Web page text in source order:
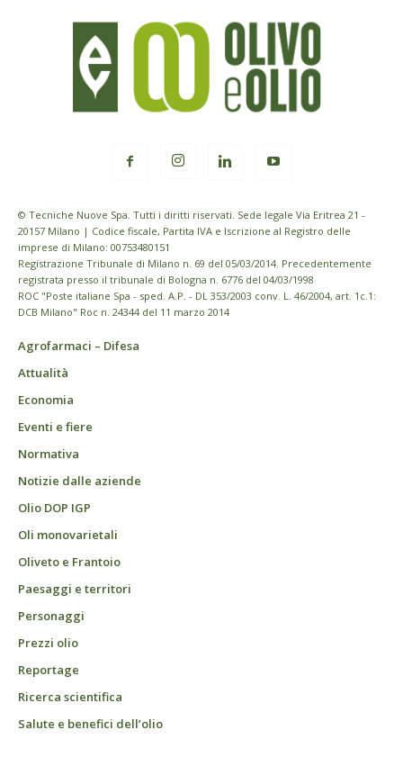
© Tecniche Nuove Spa. Tutti i diritti riservati. Sede legale Via Eritrea 21 -
20157 Milano | Codice fiscale, Partita IVA e Iscrizione al Registro delle
imprese di Milano: 00753480151
Registrazione Tribunale di Milano n. 69 del 05/03/2014. Precedentemente
registrata presso il tribunale di Bologna n. 6776 del 04/03/1998
ROC "Poste italiane Spa - sped. A.P. - DL 353/2003 conv. L. 46/2004, art. 1c.1:
DCB Milano" Roc n. 24344 del 11 marzo 2014
Agrofarmaci – Difesa
Attualità
Economia
Eventi e fiere
Normativa
Notizie dalle aziende
Olio DOP IGP
Oli monovarietali
Oliveto e Frantoio
Paesaggi e territori
Personaggi
Prezzi olio
Reportage
Ricerca scientifica
Salute e benefici dell’olio